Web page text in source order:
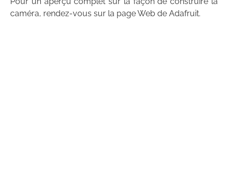
caméra, rendez-vous sur la page Web de Adafruit.